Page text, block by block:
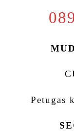
Petugas